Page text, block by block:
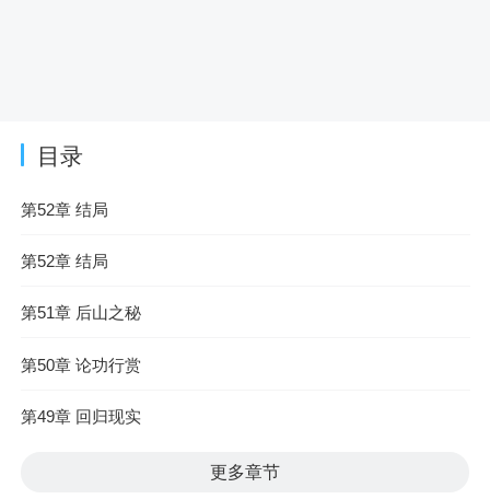
目录
第52章 结局
第52章 结局
第51章 后山之秘
第50章 论功行赏
第49章 回归现实
更多章节